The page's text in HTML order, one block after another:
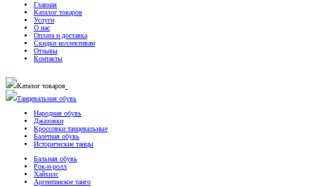
Главная
Каталог товаров
Услуги
О нас
Оплата и доставка
Скидки коллективам
Отзывы
Контакты
Каталог товаров
Танцевальная обувь
Народная обувь
Джазовки
Кроссовки танцевальные
Балетная обувь
Исторические танцы
Бальная обувь
Рок-н-ролл
Хайхилс
Аргентинское танго